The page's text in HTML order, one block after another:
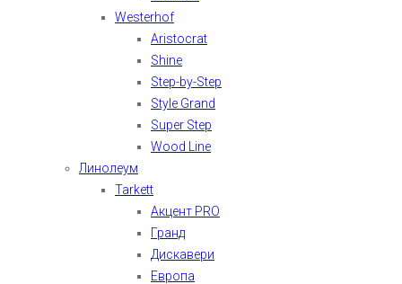
Westerhof
Aristocrat
Shine
Step-by-Step
Style Grand
Super Step
Wood Line
Линолеум
Tarkett
Акцент PRO
Гранд
Дискавери
Европа